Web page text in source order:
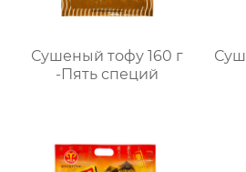
Сушеный тофу 160 г
-Пять специй